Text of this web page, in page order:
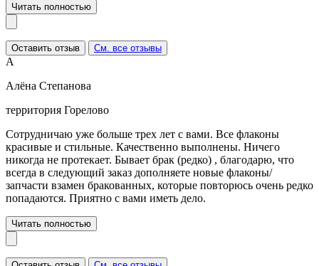
Читать полностью
Оставить отзыв См. все отзывы
А
Алёна Степанова
территория Горелово
Сотрудничаю уже больше трех лет с вами. Все флаконы
красивые и стильные. Качественно выполнены. Ничего
никогда не протекает. Бывает брак (редко) , благодарю, что
всегда в следующий заказ дополняете новые флаконы/
запчасти взамен бракованных, которые повторюсь очень редко
попадаются. Приятно с вами иметь дело.
Читать полностью